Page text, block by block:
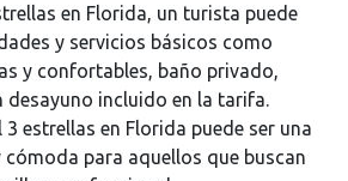
en Florida, un turista puede
y servicios básicos como
y confortables, baño privado,
desayuno incluido en la tarifa.
3 estrellas en Florida puede ser una
cómoda para aquellos que buscan